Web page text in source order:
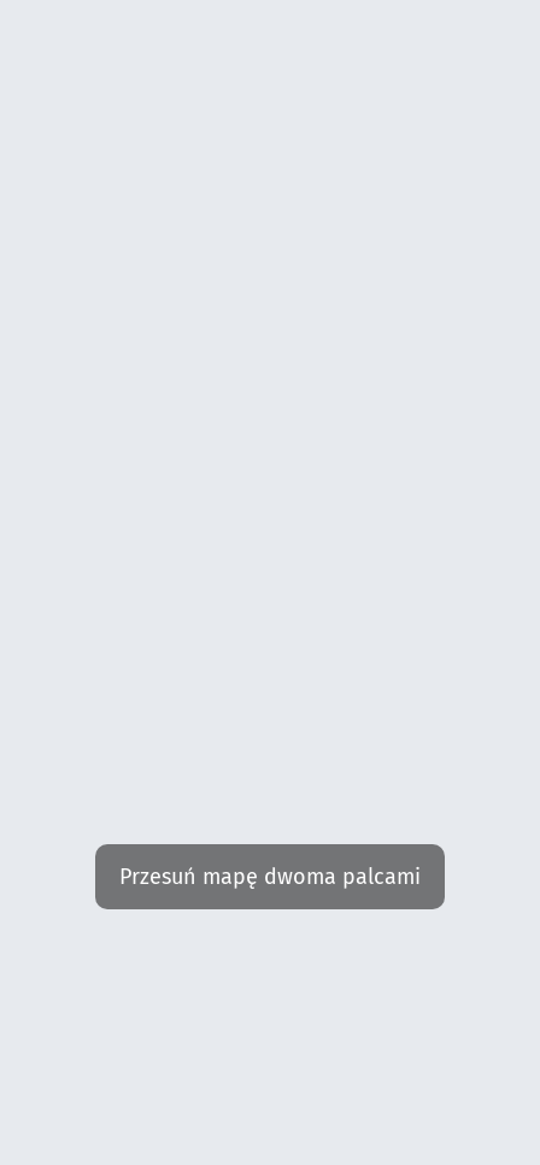
Przesuń mapę dwoma palcami